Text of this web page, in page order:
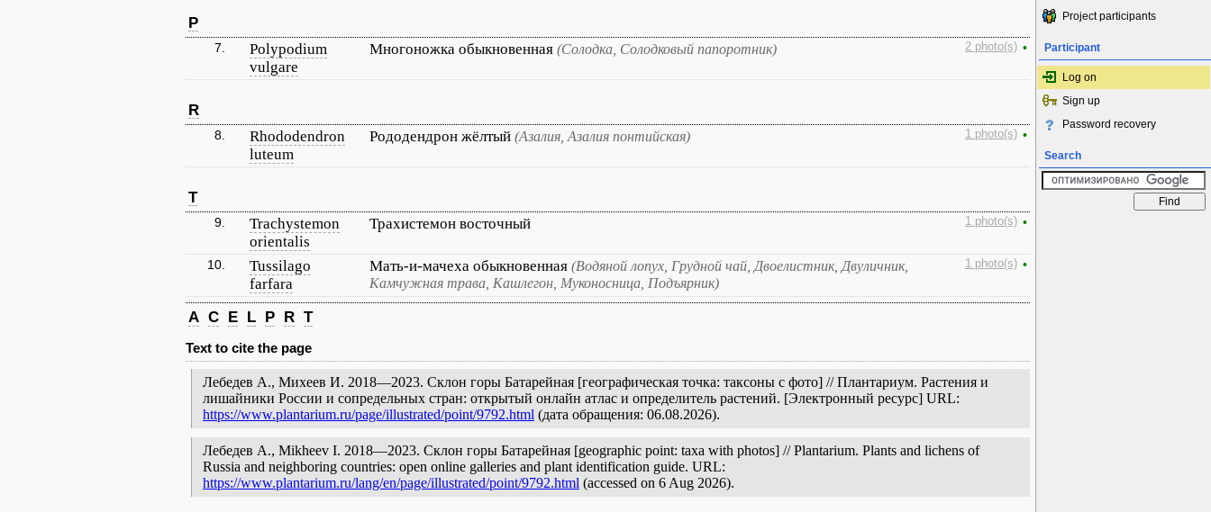
P
7.
Polypodium
vulgare
Многоножка обыкновенная (Солодка, Солодковый папоротник) 2 photo(s) •
R
8.
Rhododendron
luteum
Рододендрон жёлтый (Азалия, Азалия понтийская) 1 photo(s) •
T
9.
Trachystemon
orientalis
Трахистемон восточный 1 photo(s) •
10.
Tussilago
farfara
Мать-и-мачеха обыкновенная (Водяной лопух, Грудной чай, Двоелистник, Двуличник,
Камчужная трава, Кашлегон, Муконосница, Подъярник)
1 photo(s) •
A C E L P R T
Text to cite the page
Лебедев А., Михеев И. 2018—2023. Склон горы Батарейная [географическая точка: таксоны с фото] // Плантариум. Растения и
лишайники России и сопредельных стран: открытый онлайн атлас и определитель растений. [Электронный ресурс] URL:
https://www.plantarium.ru/page/illustrated/point/9792.html (дата обращения: 06.08.2026).
Лебедев А., Mikheev I. 2018—2023. Склон горы Батарейная [geographic point: taxa with photos] // Plantarium. Plants and lichens of
Russia and neighboring countries: open online galleries and plant identification guide. URL:
https://www.plantarium.ru/lang/en/page/illustrated/point/9792.html (accessed on 6 Aug 2026).
Project participants
Participant
Log on
Sign up
Password recovery
Search